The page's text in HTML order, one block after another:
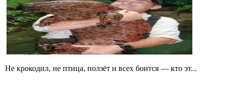
Не крокодил, не птица, ползёт и всех боится — кто эт...